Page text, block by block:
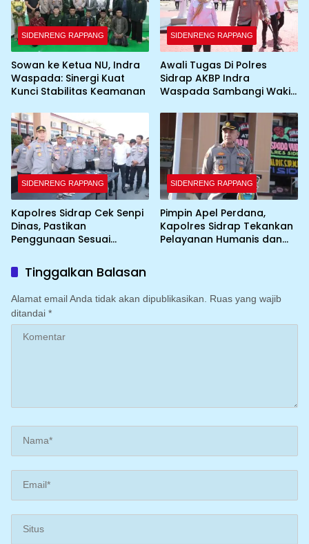
SIDENRENG RAPPANG
Sowan ke Ketua NU, Indra
Waspada: Sinergi Kuat
Kunci Stabilitas Keamanan
SIDENRENG RAPPANG
Awali Tugas Di Polres
Sidrap AKBP Indra
Waspada Sambangi Wakil
SIDENRENG RAPPANG
Kapolres Sidrap Cek Senpi
Dinas, Pastikan
Penggunaan Sesuai
SIDENRENG RAPPANG
Pimpin Apel Perdana,
Kapolres Sidrap Tekankan
Pelayanan Humanis dan
Tinggalkan Balasan
Alamat email Anda tidak akan dipublikasikan.
Ruas yang wajib
ditandai *